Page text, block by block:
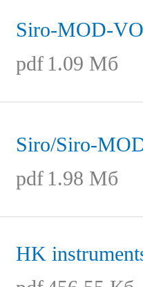
Siro-MOD-
pdf 1.09 Мб
Siro/Siro-
pdf 1.98 Мб
HK